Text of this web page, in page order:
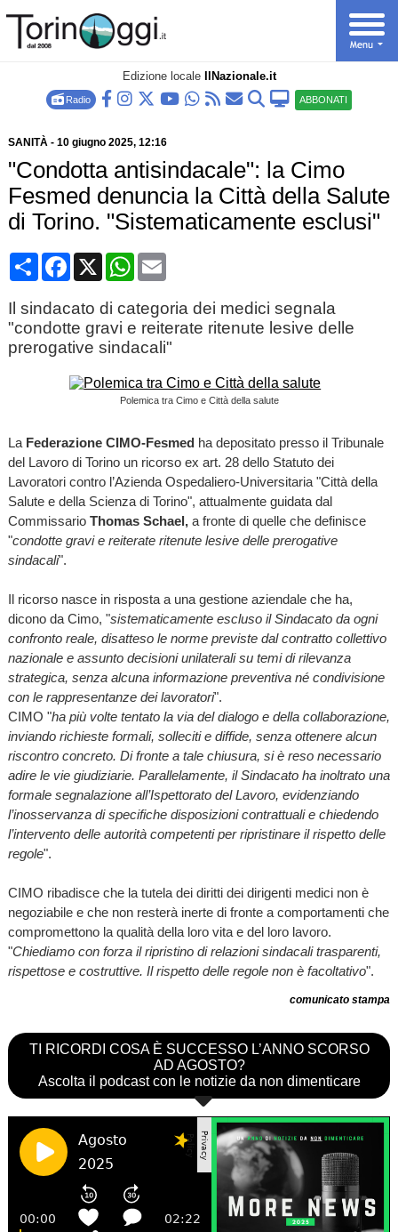
Edizione locale IlNazionale.it
Radio ABBONATI
SANITÀ- 10 giugno 2025, 12:16
"Condotta antisindacale": la Cimo
Fesmed denuncia la Città della Salute
di Torino. "Sistematicamente esclusi"
CondividiFacebook
X WhatsApp
Email
Il sindacato di categoria dei medici segnala
"condotte gravi e reiterate ritenute lesive delle
prerogative sindacali"
Polemica tra Cimo e Città della salute
La Federazione CIMO-Fesmed ha depositato presso il Tribunale
del Lavoro di Torino un ricorso ex art. 28 dello Statuto dei
Lavoratori contro l’Azienda Ospedaliero-Universitaria "Città della
Salute e della Scienza di Torino", attualmente guidata dal
CommissarioThomas Schael,a fronte di quelle che definisce
"condotte gravi e reiterate ritenute lesive delle prerogative
sindacali".
Il ricorso nasce in risposta a una gestione aziendale che ha,
dicono da Cimo, "sistematicamente escluso il Sindacato da ogni
confronto reale, disatteso le norme previste dal contratto collettivo
nazionale e assunto decisioni unilaterali su temi di rilevanza
strategica, senza alcuna informazione preventiva né condivisione
con le rappresentanze dei lavoratori".
CIMO "ha più volte tentato la via del dialogo e della collaborazione,
inviando richieste formali, solleciti e diffide, senza ottenere alcun
riscontro concreto. Di fronte a tale chiusura, si è reso necessario
adire le vie giudiziarie. Parallelamente, il Sindacato ha inoltrato una
formale segnalazione all’Ispettorato del Lavoro, evidenziando
l’inosservanza di specifiche disposizioni contrattuali e chiedendo
l’intervento delle autorità competenti per ripristinare il rispetto delle
regole".
CIMO ribadisce che la tutela dei diritti dei dirigenti medici non è
negoziabile e che non resterà inerte di fronte a comportamenti che
compromettono la qualità della loro vita e del loro lavoro.
"Chiediamo con forza il ripristino di relazioni sindacali trasparenti,
rispettose e costruttive. Il rispetto delle regole non è facoltativo".
comunicato stampa
TI RICORDI COSA È SUCCESSO L’ANNO SCORSO
AD AGOSTO?
Ascolta il podcast con le notizie da non dimenticare